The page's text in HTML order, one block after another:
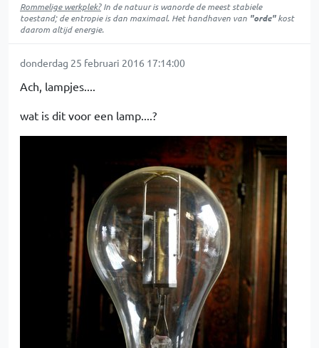
Rommelige werkplek?In de natuur iswanordede meest stabiele
toestand; de entropie is dan maximaal. Het handhaven van "orde"kost
daarom altijd energie.
donderdag 25 februari 2016 17:14:00
Ach, lampjes....
wat is dit voor een lamp....?